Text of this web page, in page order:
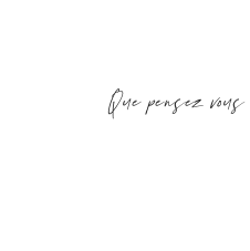
Que pensez